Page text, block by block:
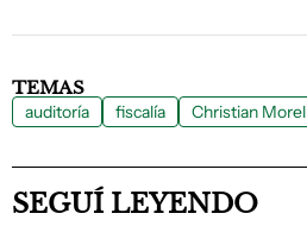
TEMAS
auditoría fiscalía Christian Morel
SEGUÍ LEYENDO